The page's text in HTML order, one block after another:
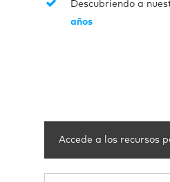
Descubriendo a
años
Accede a los recursos